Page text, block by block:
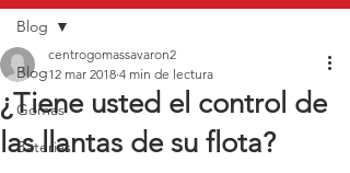
Blog
Gomas
Baterias
Blog
¿Tiene usted el control de
las llantas de su flota?
centrogomassavaron2
12 mar 2018 4 min de lectura